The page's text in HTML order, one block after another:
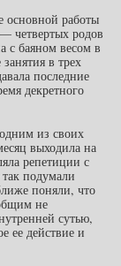
основной работы
четвертых родов
с баяном весом в
в трех
последние
декретного
из своих
выходила на
репетиции с
подумали
поняли, что
не
сутью,
ее действие и